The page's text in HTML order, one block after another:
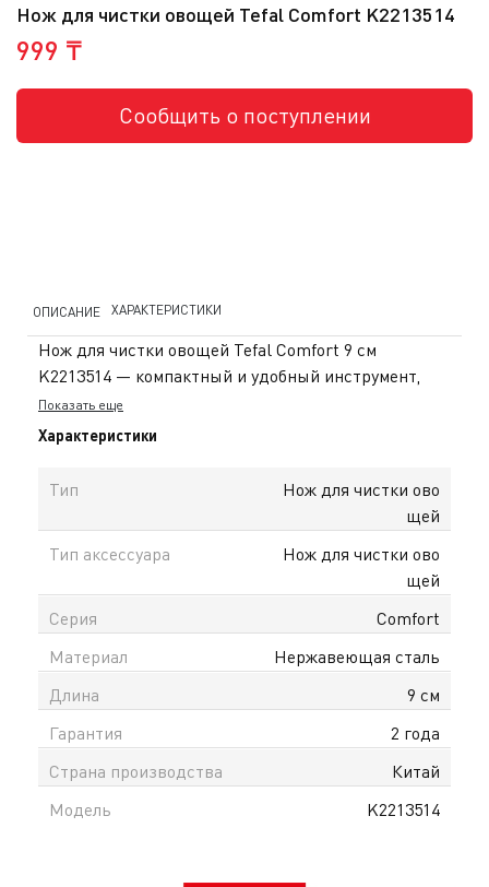
Нож для чистки овощей Tefal Comfort K2213514
999 ₸
Сообщить о поступлении
ОПИСАНИЕ ХАРАКТЕРИСТИКИ
Нож для чистки овощей Tefal Comfort 9 см
K2213514 — компактный и удобный инструмент,
идеально подходящий для аккуратной очистки и
нарезки овощей и фруктов. Лезвие длиной 9 см
продуктами небольшого и среднего размера.
нержавеющей стали, что гарантирует
долговечность, устойчивость к износу и
позволяет легко и аккуратно очищать продукты без
лишних усилий. Эргономичная рукоять с мягким
покрытием обеспечивает надёжный и комфортный
захват, предотвращая скольжение во время
работы. Больстер повышает безопасность и
удобство использования. В комплект входит
защитный чехол для безопасного хранения и
практичность и функциональность, делая процесс
Показать еще
Характеристики
Тип
Нож для чистки ово
щей
Тип аксессуара
Нож для чистки ово
щей
Серия
Comfort
Материал
Нержавеющая сталь
Длина
9 см
Гарантия
2 года
Страна производства
Китай
Модель
K2213514